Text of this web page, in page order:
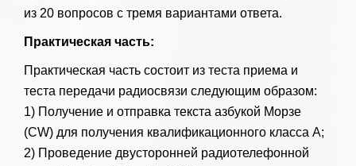
из 20 вопросов с тремя вариантами ответа.
Практическая часть:
Практическая часть состоит из теста приема и
теста передачи радиосвязи следующим образом:
1) Получение и отправка текста азбукой Морзе
(CW) для получения квалификационного класса A;
2) Проведение двусторонней радиотелефонной